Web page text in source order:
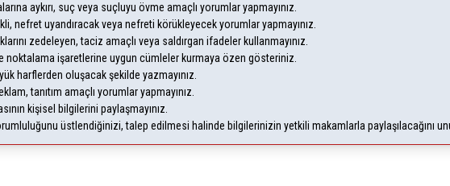
aykırı, suç veya suçluyu övme amaçlı yorumlar yapmayınız.
nefret uyandıracak veya nefreti körükleyecek yorumlar yapmayınız.
zedeleyen, taciz amaçlı veya saldırgan ifadeler kullanmayınız.
noktalama işaretlerine uygun cümleler kurmaya özen gösteriniz.
harflerden oluşacak şekilde yazmayınız.
tanıtım amaçlı yorumlar yapmayınız.
kişisel bilgilerini paylaşmayınız.
üstlendiğinizi, talep edilmesi halinde bilgilerinizin yetkili makamlarla paylaşılacağını